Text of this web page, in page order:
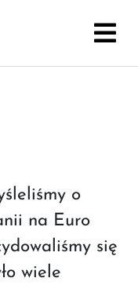
o
na Euro
się
wiele